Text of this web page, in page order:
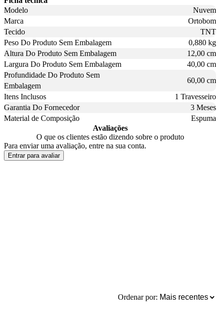
Modelo
Nuvem
Marca
Ortobom
Tecido
TNT
Peso Do Produto Sem Embalagem
0,880 kg
Altura Do Produto Sem Embalagem
12,00 cm
Largura Do Produto Sem Embalagem
40,00 cm
Profundidade Do Produto Sem
Embalagem
60,00 cm
Itens Inclusos
1 Travesseiro
Garantia Do Fornecedor
3 Meses
Material de Composição
Espuma
Avaliações
O que os clientes estão dizendo sobre o produto
Para enviar uma avaliação, entre na sua conta.
Entrar para avaliar
Ordenar por: